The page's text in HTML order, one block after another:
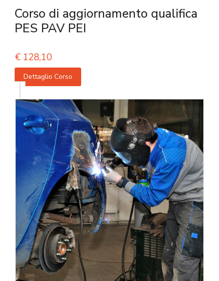
Corso di aggiornamento qualifica
PES PAV PEI
€ 128,10
Dettaglio Corso